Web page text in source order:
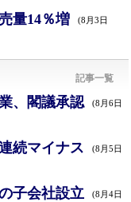
量14％増 (8月3日
記事一覧
、閣議承認 (8月6日
続マイナス (8月5日
子会社設立 (8月4日